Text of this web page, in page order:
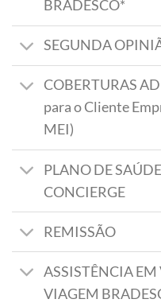
BRADESCO*
SEGUNDA
COBERTURAS
para o Cliente
MEI)
PLANO DE
CONCIERGE
REMISSÃO
ASSISTÊNCIA
VIAGEM